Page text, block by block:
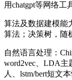
用chatgpt等网络工
算法及数据建模能
算法；决策树，随
自然语言处理：
word2vec、LDA主
人、lstm/bert短文